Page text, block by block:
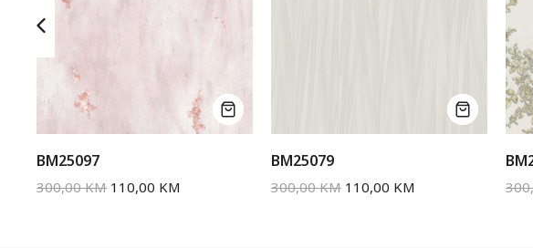
BM25097
300,00KM 110,00 KM
BM25079
300,00KM 110,00 KM